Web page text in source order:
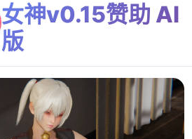
女神v0.15赞助 AI
版